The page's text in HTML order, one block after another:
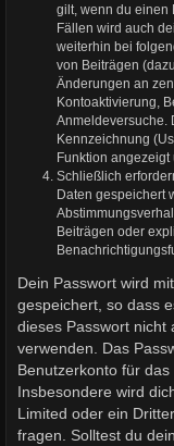
gilt, wenn du einen
Fällen wird auch
weiterhin bei
von Beiträgen
Änderungen an
Kontoaktivierung,
Anmeldeversuche.
Kennzeichnung
Funktion angezeigt
Schließlich
Daten gespeichert
Beiträgen oder
Dein Passwort wird
gespeichert, so dass
dieses Passwort nicht
verwenden. Das
Benutzerkonto für
Insbesondere wird
Limited oder ein
fragen. Solltest du